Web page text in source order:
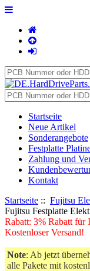
Startseite
Neue Artikel
Sonderangebote
Festplatte
Zahlung und
Kontakt
Startseite :: Fujitsu
Fujitsu Festplatte
Rabatt: 3% Rabatt für
Kostenloser Versand!
Note: Ab jetzt
alle Pakete mit